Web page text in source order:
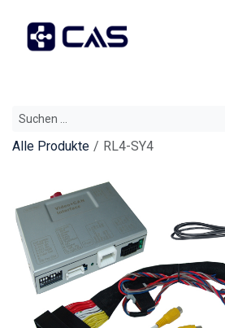
Alle Produkte RL4-SY4